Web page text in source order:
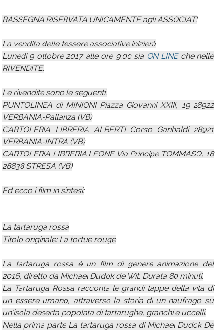
RASSEGNA RISERVATA UNICAMENTE agli ASSOCIATI
La vendita delle tessere associative inizierà
Lunedì 9 ottobre 2017 alle ore 9:00 sia ON LINEche nelle
RIVENDITE.
Le rivendite sono le seguenti:
PUNTOLINEA di MINIONI Piazza Giovanni XXIII, 19 28922
VERBANIA-Pallanza (VB)
CARTOLERIA LIBRERIA ALBERTI Corso Garibaldi 28921
VERBANIA-INTRA (VB)
CARTOLERIA LIBRERIA LEONE Via Principe TOMMASO, 18
28838 STRESA (VB)
Ed ecco i film in sintesi:
La tartaruga rossa
Titolo originale: La tortue rouge
La tartaruga rossa è un film di genere animazione del
2016, diretto da Michael Dudok de Wit. Durata 80 minuti.
La Tartaruga Rossa racconta le grandi tappe della vita di
un essere umano, attraverso la storia di un naufrago su
un'isola deserta popolata di tartarughe, granchi e uccelli.
Nella prima parte La tartaruga rossa di Michael Dudok De